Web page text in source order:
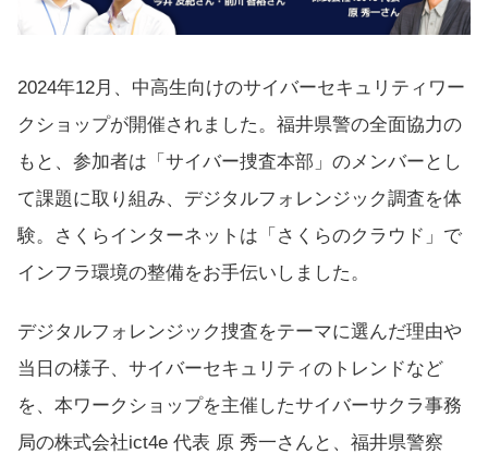
2024年12月、中高生向けのサイバーセキュリティワー
クショップが開催されました。福井県警の全面協力の
もと、参加者は「サイバー捜査本部」のメンバーとし
て課題に取り組み、デジタルフォレンジック調査を体
験。さくらインターネットは「さくらのクラウド」で
インフラ環境の整備をお手伝いしました。
デジタルフォレンジック捜査をテーマに選んだ理由や
当日の様子、サイバーセキュリティのトレンドなど
を、本ワークショップを主催したサイバーサクラ事務
局の株式会社ict4e 代表 原 秀一さんと、福井県警察